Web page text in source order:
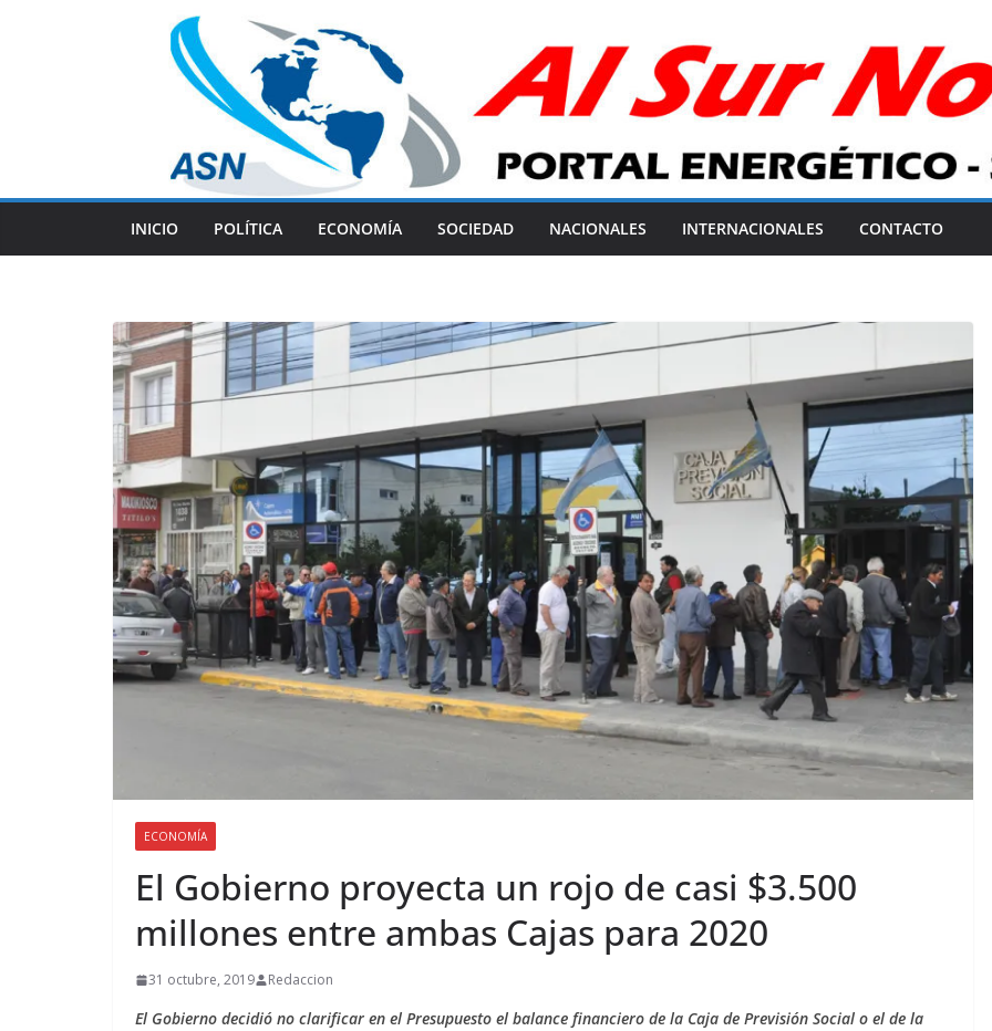
INICIO POLÍTICA ECONOMÍA SOCIEDAD NACIONALES INTERNACIONALES CONTACTO
ECONOMÍA
El Gobierno proyecta un rojo de casi $3.500
millones entre ambas Cajas para 2020
31 octubre, 2019 Redaccion
El Gobierno decidió no clarificar en el Presupuesto el balance financiero de la Caja de Previsión Social o el de la